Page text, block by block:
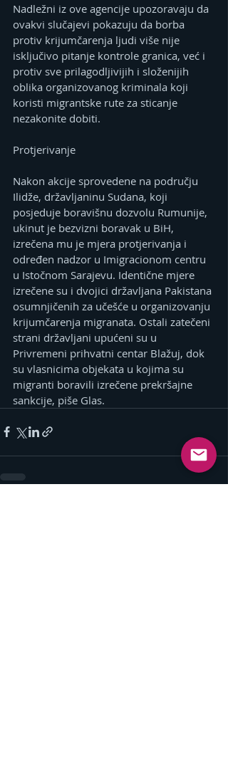
Nadležni iz ove agencije upozoravaju da
ovakvi slučajevi pokazuju da borba
protiv krijumčarenja ljudi više nije
isključivo pitanje kontrole granica, već i
protiv sve prilagodljivijih i složenijih
oblika organizovanog kriminala koji
koristi migrantske rute za sticanje
nezakonite dobiti.
Protjerivanje
Nakon akcije sprovedene na području
Ilidže, državljaninu Sudana, koji
posjeduje boravišnu dozvolu Rumunije,
ukinut je bezvizni boravak u BiH,
izrečena mu je mjera protjerivanja i
određen nadzor u Imigracionom centru
u Istočnom Sarajevu. Identične mjere
izrečene su i dvojici državljana Pakistana
osumnjičenih za učešće u organizovanju
krijumčarenja migranata. Ostali zatečeni
strani državljani upućeni su u
Privremeni prihvatni centar Blažuj, dok
su vlasnicima objekata u kojima su
migranti boravili izrečene prekršajne
sankcije, piše Glas.